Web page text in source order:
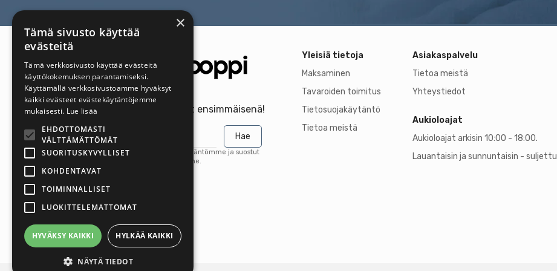
Saa uusimmat tarjoukset ensimmäisenä!
Hae
Tilaamalla hyväksyt tietosuojakäytäntömme ja suostut
saamaan päivityksiä yritykseltämme.
Yleisiä tietoja
Maksaminen
Tavaroiden toimitus
Tietosuojakäytäntö
Tietoa meistä
Asiakaspalvelu
Tietoa meistä
Yhteystiedot
Aukioloajat
Aukioloajat arkisin 10:00 - 18:00.
Lauantaisin ja sunnuntaisin - suljettu
×
Tämä sivusto käyttää
evästeitä
Tämä verkkosivusto käyttää evästeitä
käyttökokemuksen parantamiseksi.
Käyttämällä verkkosivustoamme hyväksyt
kaikki evästeet evästekäytäntöjemme
mukaisesti. Lue lisää
EHDOTTOMASTI
VÄLTTÄMÄTTÖMÄT
SUORITUSKYVYLLISET
KOHDENTAVAT
TOIMINNALLISET
LUOKITTELEMATTOMAT
HYVÄKSY KAIKKI HYLKÄÄ KAIKKI
NÄYTÄ TIEDOT